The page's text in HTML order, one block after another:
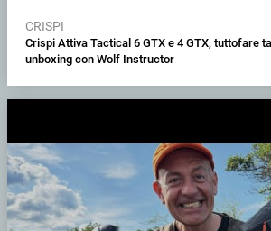
CRISPI
Crispi Attiva Tactical 6 GTX e 4 GTX, tuttofare
unboxing con Wolf Instructor